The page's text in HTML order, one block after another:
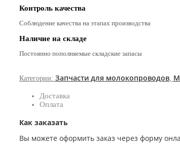
Контроль качества
Соблюдение качества на этапах производства
Наличие на складе
Постоянно пополняемые складские запасы
Категории: Запчасти для молокопроводов
Доставка
Оплата
Как заказать
Вы можете оформить заказ через форму